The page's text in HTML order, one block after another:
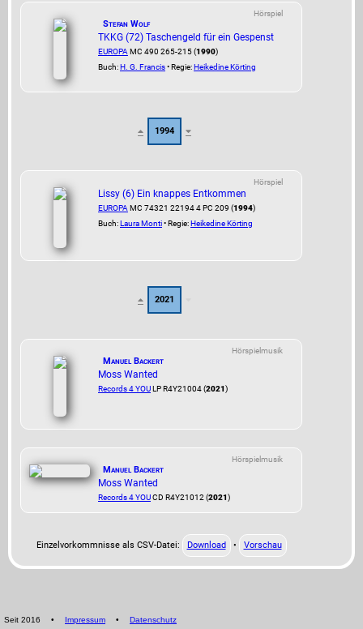
Hörspiel
Stefan Wolf
TKKG (72) Taschengeld für ein Gespenst
EUROPA MC 490 265-215 (1990)
Buch:H. G. Francis• Regie:Heikedine Körting
1994
Hörspiel
Lissy (6) Ein knappes Entkommen
EUROPA MC 74321 22194 4 PC 209 (1994)
Buch:Laura Monti• Regie:Heikedine Körting
2021
Hörspielmusik
Manuel Backert
Moss Wanted
Records 4 YOULP R4Y21004 (2021)
Hörspielmusik
Manuel Backert
Moss Wanted
Records 4 YOUCD R4Y21012 (2021)
Einzelvorkommnisse als CSV-Datei: Download • Vorschau
Seit 2016 • Impressum • Datenschutz